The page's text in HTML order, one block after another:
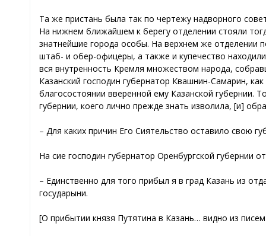
Та же пристань была так по чертежу надворного
На нижнем ближайшем к берегу отделении стояли
знатнейшие города особы. На верхнем же отделении
штаб- и обер-офицеры, а также и купечество
вся внутренность Кремля множеством народа,
Казанский господин губернатор Квашнин-Самарин,
благосостоянии вверенной ему Казанской губернии.
губернии, коего лично прежде знать изволила, [и]
– Для каких причин Его Сиятельство оставило свою
На сие господин губернатор Оренбургской губернии
– Единственно для того прибыл я в град Казань из
государыни.
[О прибытии князя Путятина в Казань… видно из